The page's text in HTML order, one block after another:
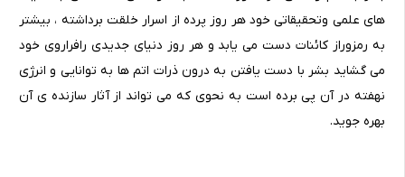
های علمی وتحقیقاتی خود هر روز پرده از اسرار خلقت برداشته ، بیشتر
به رمزوراز کائنات دست می یابد و هر روز دنیای جدیدی رافراروی خود
می گشاید بشر با دست یافتن به درون ذرات اتم ها به توانایی و انرژی
نهفته در آن پی برده است به نحوی که می تواند از آثار سازنده ی آن
بهره جوید.